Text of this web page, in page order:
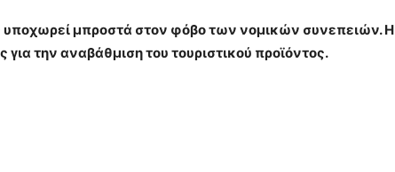
υποχωρεί μπροστά στον φόβο των νομικών συνεπειών. Η
την αναβάθμιση του τουριστικού προϊόντος.